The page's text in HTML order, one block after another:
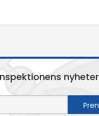
nyheter